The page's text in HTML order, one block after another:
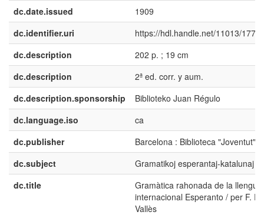
dc.date.issued
1909
dc.identifier.uri
https://hdl.handle.net/11013/177
dc.description
202 p. ; 19 cm
dc.description
2ª ed. corr. y aum.
dc.description.sponsorship
Biblioteko Juan Régulo
dc.language.iso
ca
dc.publisher
Barcelona : Biblioteca "Joventut"
dc.subject
Gramatikoj esperantaj-katalunaj
dc.title
Gramàtica rahonada de la llengua
internacional Esperanto / per F.
Vallès